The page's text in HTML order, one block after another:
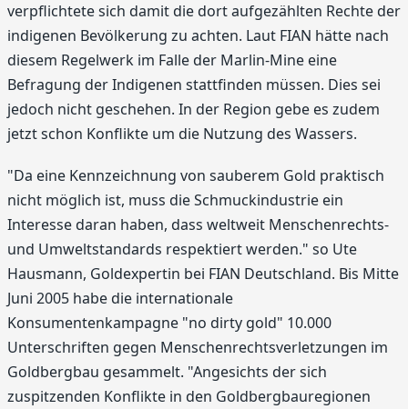
verpflichtete sich damit die dort aufgezählten Rechte der
indigenen Bevölkerung zu achten. Laut FIAN hätte nach
diesem Regelwerk im Falle der Marlin-Mine eine
Befragung der Indigenen stattfinden müssen. Dies sei
jedoch nicht geschehen. In der Region gebe es zudem
jetzt schon Konflikte um die Nutzung des Wassers.
"Da eine Kennzeichnung von sauberem Gold praktisch
nicht möglich ist, muss die Schmuckindustrie ein
Interesse daran haben, dass weltweit Menschenrechts-
und Umweltstandards respektiert werden." so Ute
Hausmann, Goldexpertin bei FIAN Deutschland. Bis Mitte
Juni 2005 habe die internationale
Konsumentenkampagne "no dirty gold" 10.000
Unterschriften gegen Menschenrechtsverletzungen im
Goldbergbau gesammelt. "Angesichts der sich
zuspitzenden Konflikte in den Goldbergbauregionen